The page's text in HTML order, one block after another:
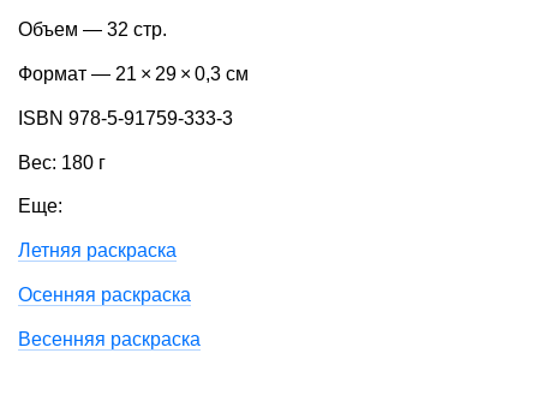
Объем — 32 стр.
Формат — 21 × 29 × 0,3 см
ISBN 978-5-91759-333-3
Вес: 180 г
Еще:
Летняя раскраска
Осенняя раскраска
Весенняя раскраска